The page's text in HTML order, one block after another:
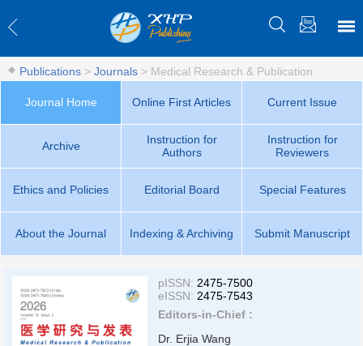
Publications > Journals > Medical Research & Publication
Journal Home Online First Articles Current Issue
Archive
Instruction for
Authors
Instruction for
Reviewers
Ethics and Policies Editorial Board Special Features
About the Journal Indexing & Archiving Submit Manuscript
pISSN: 2475-7500
eISSN: 2475-7543
Editors-in-Chief :
Dr. Erjia Wang